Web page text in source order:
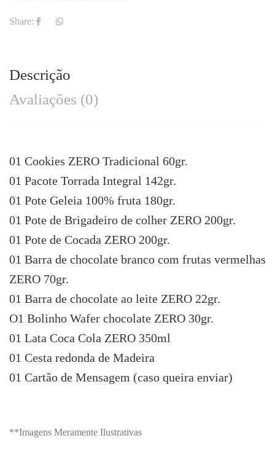
Share:
Descrição
Avaliações (0)
01 Cookies ZERO Tradicional 60gr.
01 Pacote Torrada Integral 142gr.
01 Pote Geleia 100% fruta 180gr.
01 Pote de Brigadeiro de colher ZERO 200gr.
01 Pote de Cocada ZERO 200gr.
01 Barra de chocolate branco com frutas vermelhas
ZERO 70gr.
01 Barra de chocolate ao leite ZERO 22gr.
O1 Bolinho Wafer chocolate ZERO 30gr.
01 Lata Coca Cola ZERO 350ml
01 Cesta redonda de Madeira
01 Cartão de Mensagem (caso queira enviar)
**Imagens Meramente Ilustrativas